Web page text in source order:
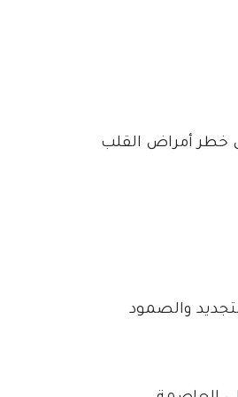
خطر أمراض القلب
والصمود